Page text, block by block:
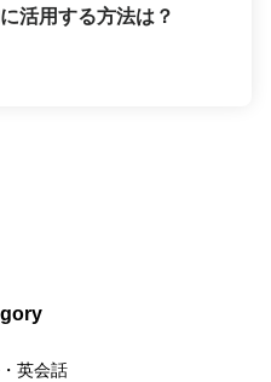
活用する方法は？
英会話